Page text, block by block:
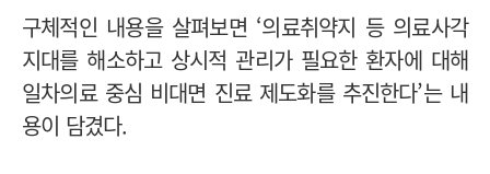
구체적인 내용을 살펴보면 ‘의료취약지 등 의료사각
지대를 해소하고 상시적 관리가 필요한 환자에 대해
일차의료 중심 비대면 진료 제도화를 추진한다’는 내
용이 담겼다.